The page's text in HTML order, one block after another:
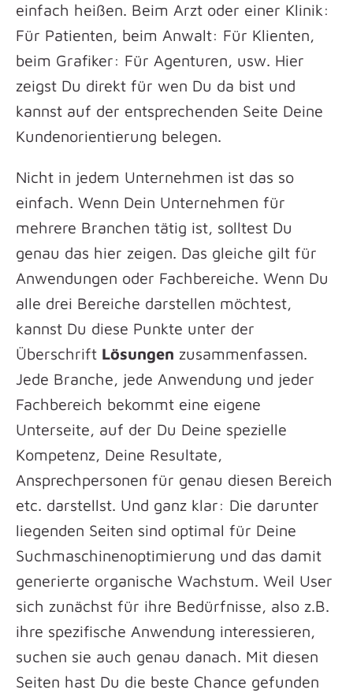
einfach heißen. Beim Arzt oder einer Klinik:
Für Patienten, beim Anwalt: Für Klienten,
beim Grafiker: Für Agenturen, usw. Hier
zeigst Du direkt für wen Du da bist und
kannst auf der entsprechenden Seite Deine
Kundenorientierung belegen.
Nicht in jedem Unternehmen ist das so
einfach. Wenn Dein Unternehmen für
mehrere Branchen tätig ist, solltest Du
genau das hier zeigen. Das gleiche gilt für
Anwendungen oder Fachbereiche. Wenn Du
alle drei Bereiche darstellen möchtest,
kannst Du diese Punkte unter der
Überschrift Lösungen zusammenfassen.
Jede Branche, jede Anwendung und jeder
Fachbereich bekommt eine eigene
Unterseite, auf der Du Deine spezielle
Kompetenz, Deine Resultate,
Ansprechpersonen für genau diesen Bereich
etc. darstellst. Und ganz klar: Die darunter
liegenden Seiten sind optimal für Deine
Suchmaschinenoptimierung und das damit
generierte organische Wachstum. Weil User
sich zunächst für ihre Bedürfnisse, also z.B.
ihre spezifische Anwendung interessieren,
suchen sie auch genau danach. Mit diesen
Seiten hast Du die beste Chance gefunden